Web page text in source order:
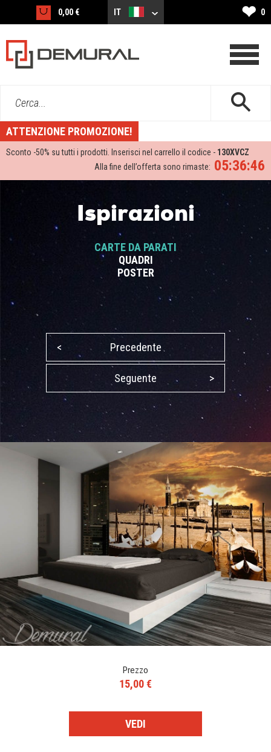
0,00 € IT ❤ 0
Cerca...
ATTENZIONE PROMOZIONE!
Sconto -50% su tutti i prodotti. Inserisci nel carrello il codice - 130XVCZ
05:36:45
Alla fine dell’offerta sono rimaste:
Ispirazioni
CARTE DA PARATI
QUADRI
POSTER
< Precedente
Seguente >
Prezzo
15,00 €
VEDI